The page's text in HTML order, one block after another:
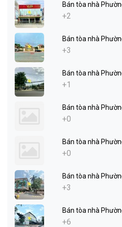
Bán tòa nhà
+2
Bán tòa nhà
+3
Bán tòa nhà
+1
Bán tòa nhà
+0
Bán tòa nhà
+0
Bán tòa nhà
+3
Bán tòa nhà
+6